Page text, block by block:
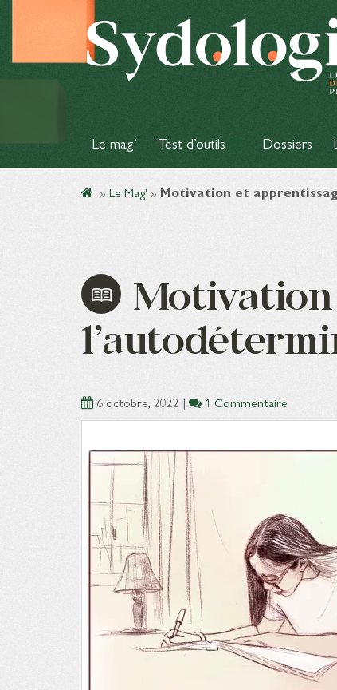
Le mag’ Test d’outils Dossiers
» Le Mag' » Motivation et
6 octobre, 2022 | 1 Commentaire